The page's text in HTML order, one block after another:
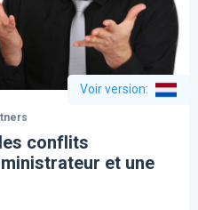
Voir version:
conflits
et une